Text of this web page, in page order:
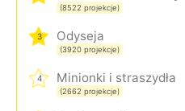
(8522 projekcje)
3 Odyseja
(3920 projekcje)
4 Minionki i straszydła
(2662 projekcje)